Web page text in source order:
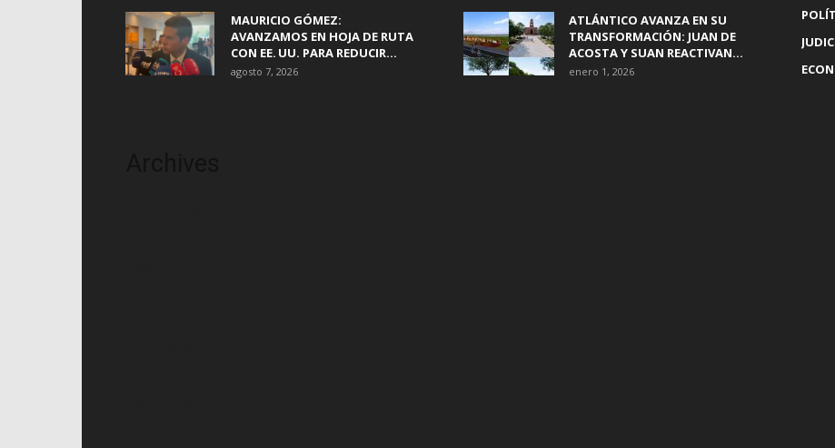
MAURICIO GÓMEZ:
AVANZAMOS EN HOJA DE RUTA
CON EE. UU. PARA REDUCIR...
agosto 7, 2026
ATLÁNTICO AVANZA EN SU
TRANSFORMACIÓN: JUAN DE
ACOSTA Y SUAN REACTIVAN...
enero 1, 2026